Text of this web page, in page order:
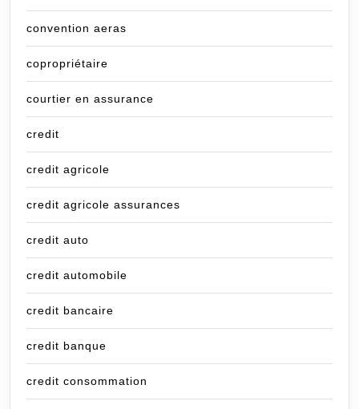
convention aeras
copropriétaire
courtier en assurance
credit
credit agricole
credit agricole assurances
credit auto
credit automobile
credit bancaire
credit banque
credit consommation